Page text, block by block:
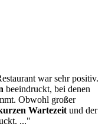
war sehr positiv.
beeindruckt, bei denen
Obwohl großer
Wartezeit und der
..."